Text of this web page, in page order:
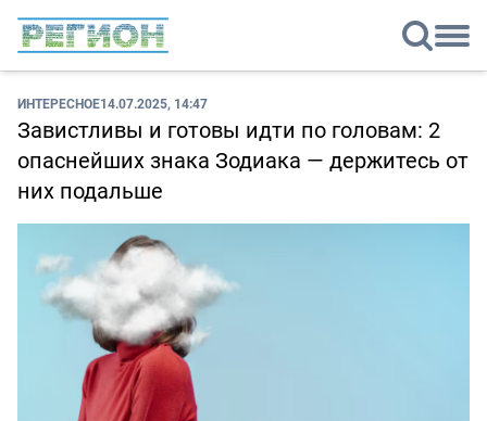
ИНТЕРЕСНОЕ14.07.2025, 14:47
Завистливы и готовы идти по головам: 2
опаснейших знака Зодиака — держитесь от
них подальше